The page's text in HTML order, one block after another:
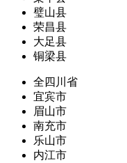
璧山县
荣昌县
大足县
铜梁县
全四川省
宜宾市
眉山市
南充市
乐山市
内江市